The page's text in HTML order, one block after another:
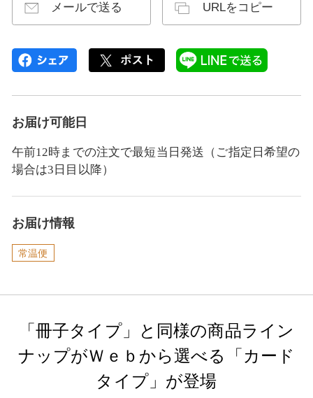
メールで送る URLをコピー
お届け可能日
午前12時までの注文で最短当日発送（ご指定日希望の
場合は3日目以降）
お届け情報
常温便
「冊子タイプ」と同様の商品ライン
ナップがＷｅｂから選べる「カード
タイプ」が登場